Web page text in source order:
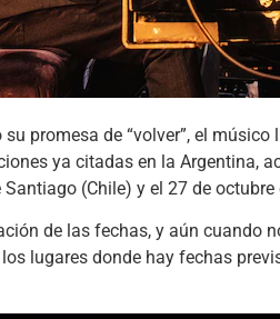
promesa de “volver”, el
ya citadas en la Argentina,
(Chile) y el 27 de
de las fechas, y aún cuando
lugares donde hay fechas